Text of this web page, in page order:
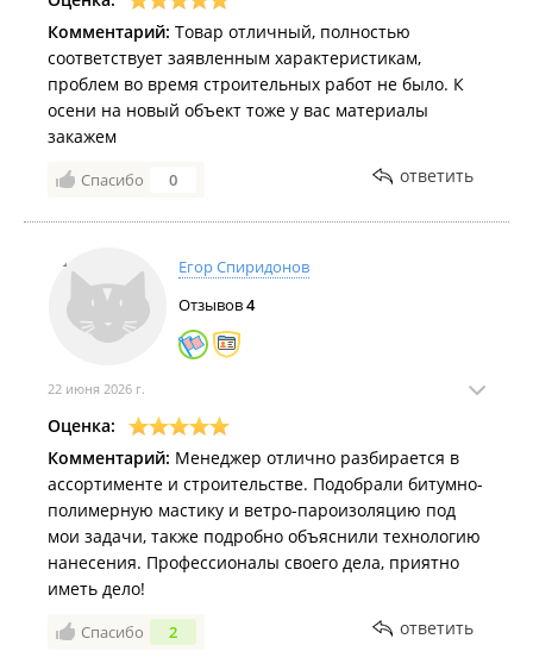
Комментарий: Товар отличный, полностью
соответствует заявленным характеристикам,
проблем во время строительных работ не было. К
осени на новый объект тоже у вас материалы
закажем
Спасибо 0 ответить
Егор Спиридонов
Отзывов4
22 июня 2026 г.
Оценка:
Комментарий: Менеджер отлично разбирается в
ассортименте и строительстве. Подобрали битумно-
полимерную мастику и ветро-пароизоляцию под
мои задачи, также подробно объяснили технологию
нанесения. Профессионалы своего дела, приятно
иметь дело!
Спасибо 2 ответить